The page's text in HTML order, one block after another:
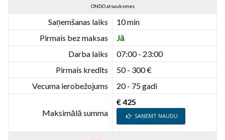
ONDO atsauksmes
Saņemšanas laiks
10 min
Pirmais bez maksas
Jā
Darba laiks
07:00 - 23:00
Pirmais kredīts
50 - 300 €
Vecuma ierobežojums
20 - 75 gadi
Maksimālā summa
€ 425
SAŅEMT NAUDU